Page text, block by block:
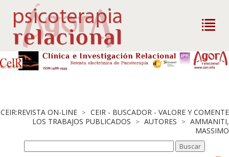
CEIR:REVISTA ON-LINE > CEIR - BUSCADOR - VALORE Y COMENTE
LOS TRABAJOS PUBLICADOS > AUTORES > AMMANITI,
MASSIMO